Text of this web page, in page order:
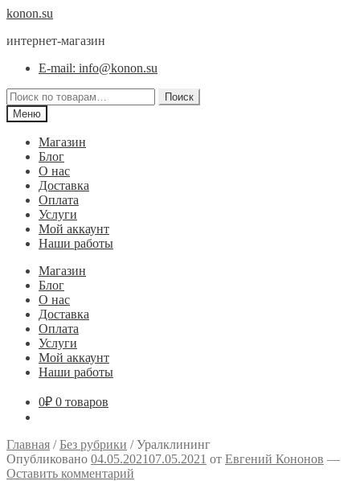
Перейти
навигации
Перейти
содержимому
konon.su
интернет-магазин
E-mail: info@konon.su
Искать:
Поиск
Меню
Магазин
Блог
О нас
Доставка
Оплата
Услуги
Мой аккаунт
Наши работы
Магазин
Блог
О нас
Доставка
Оплата
Услуги
Мой аккаунт
Наши работы
0₽ 0 товаров
Главная /Без рубрики /Уралклининг
Опубликовано 04.05.202107.05.2021 от Евгений Кононов —
Оставить комментарий